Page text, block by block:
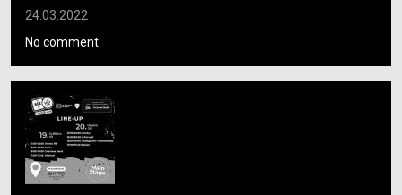
24.03.2022
No comment